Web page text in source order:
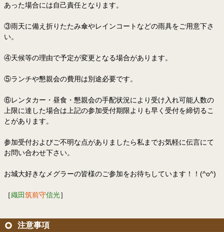
あった場合には自己責任となります。
③雨天に備え折りたたみ傘やレインコートなどの雨具をご用意下さ
い。
④天候等の理由で予定が変更となる場合があります。
⑤ランチや懇親会の費用は別途必要です。
⑥レンタカー・昼食・懇親会の手配状況により受け入れ可能人数の
上限に達した場合は上記の参加受付期限よりも早く受付を締切るこ
とがあります。
参加受付およびご不明な点がありましたら私までお気軽に伝言にて
お問い合わせ下さい。
お城大好きなメグラーの皆様のご参加をお待ちしています！！(^o^)
［織田筑前守信光］
注意事項